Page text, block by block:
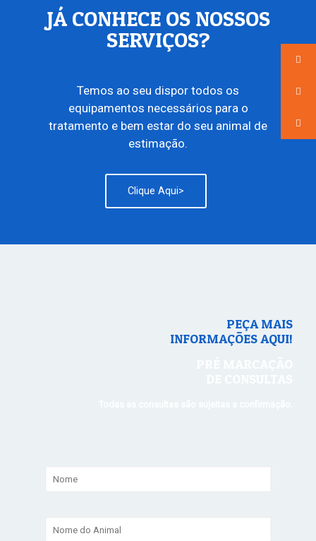
JÁ CONHECE OS NOSSOS
SERVIÇOS?
Temos ao seu dispor todos os
equipamentos necessários para o
tratamento e bem estar do seu animal de
estimação.
Clique Aqui>
PEÇA MAIS
INFORMAÇÕES AQUI!